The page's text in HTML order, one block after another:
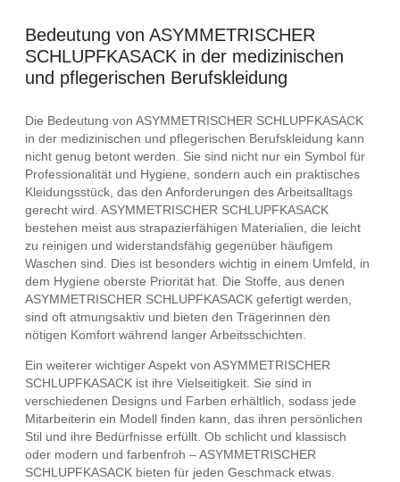
Bedeutung von ASYMMETRISCHER
SCHLUPFKASACK in der medizinischen
und pflegerischen Berufskleidung
Die Bedeutung von ASYMMETRISCHER SCHLUPFKASACK
in der medizinischen und pflegerischen Berufskleidung kann
nicht genug betont werden. Sie sind nicht nur ein Symbol für
Professionalität und Hygiene, sondern auch ein praktisches
Kleidungsstück, das den Anforderungen des Arbeitsalltags
gerecht wird. ASYMMETRISCHER SCHLUPFKASACK
bestehen meist aus strapazierfähigen Materialien, die leicht
zu reinigen und widerstandsfähig gegenüber häufigem
Waschen sind. Dies ist besonders wichtig in einem Umfeld, in
dem Hygiene oberste Priorität hat. Die Stoffe, aus denen
ASYMMETRISCHER SCHLUPFKASACK gefertigt werden,
sind oft atmungsaktiv und bieten den Trägerinnen den
nötigen Komfort während langer Arbeitsschichten.
Ein weiterer wichtiger Aspekt von ASYMMETRISCHER
SCHLUPFKASACK ist ihre Vielseitigkeit. Sie sind in
verschiedenen Designs und Farben erhältlich, sodass jede
Mitarbeiterin ein Modell finden kann, das ihren persönlichen
Stil und ihre Bedürfnisse erfüllt. Ob schlicht und klassisch
oder modern und farbenfroh – ASYMMETRISCHER
SCHLUPFKASACK bieten für jeden Geschmack etwas.